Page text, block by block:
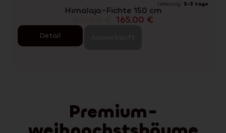
Lieferung: 2-3 tage
Himalaja-Fichte 150 cm
165.00 €
Detail
Premium-